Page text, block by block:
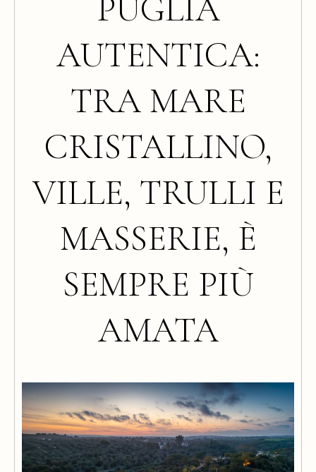
PUGLIA
AUTENTICA:
TRA MARE
CRISTALLINO,
VILLE, TRULLI E
MASSERIE, È
SEMPRE PIÙ
AMATA